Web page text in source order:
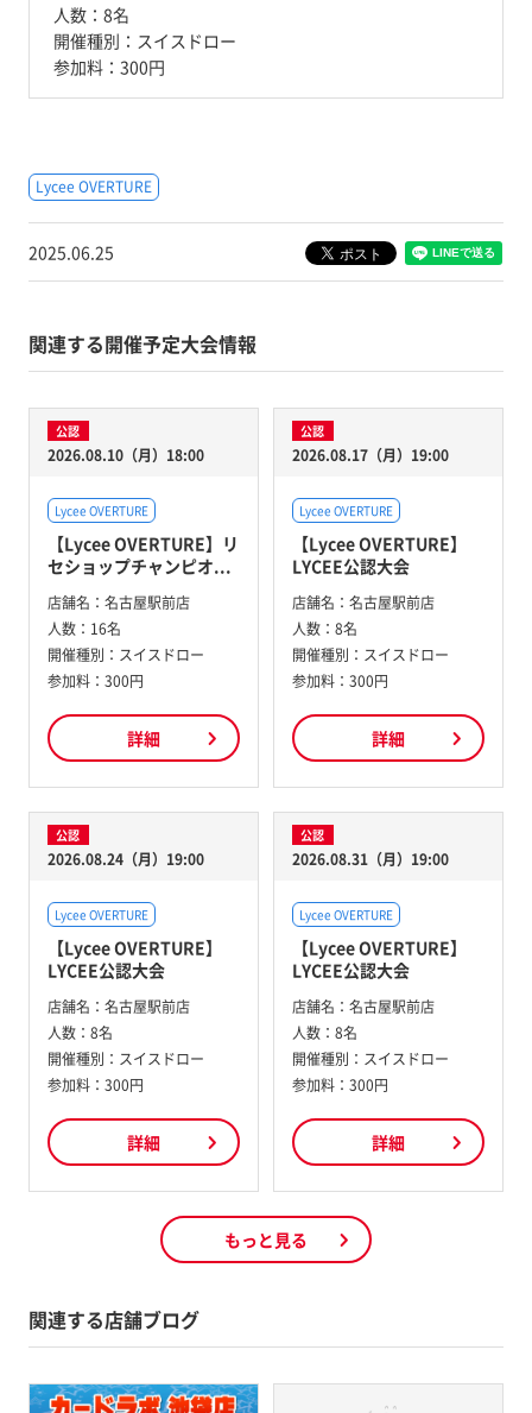
人数： 8名
開催種別： スイスドロー
参加料： 300円
Lycee OVERTURE
2025.06.25
関連する開催予定大会情報
公認
2026.08.10（月）18:00
Lycee OVERTURE
【Lycee OVERTURE】リ
セショップチャンピオ...
店舗名： 名古屋駅前店
人数： 16名
開催種別： スイスドロー
参加料： 300円
詳細
公認
2026.08.17（月）19:00
Lycee OVERTURE
【Lycee OVERTURE】
LYCEE公認大会
店舗名： 名古屋駅前店
人数： 8名
開催種別： スイスドロー
参加料： 300円
詳細
公認
2026.08.24（月）19:00
Lycee OVERTURE
【Lycee OVERTURE】
LYCEE公認大会
店舗名： 名古屋駅前店
人数： 8名
開催種別： スイスドロー
参加料： 300円
詳細
公認
2026.08.31（月）19:00
Lycee OVERTURE
【Lycee OVERTURE】
LYCEE公認大会
店舗名： 名古屋駅前店
人数： 8名
開催種別： スイスドロー
参加料： 300円
詳細
もっと見る
関連する店舗ブログ